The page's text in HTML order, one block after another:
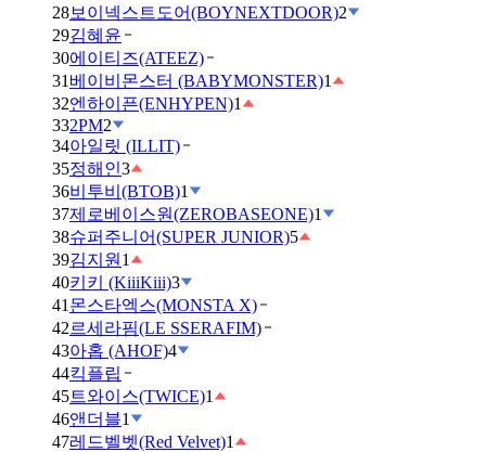
28보이넥스트도어(BOYNEXTDOOR)2
29김혜윤
30에이티즈(ATEEZ)
31 베이비몬스터 (BABYMONSTER)1
32엔하이픈(ENHYPEN)1
332PM2
34아일릿 (ILLIT)
35정해인3
36비투비(BTOB)1
37제로베이스원(ZEROBASEONE)1
38슈퍼주니어(SUPER JUNIOR)5
39김지원 1
40키키 (KiiiKiii)3
41 몬스타엑스(MONSTA X)
42르세라핌(LE SSERAFIM)
43아홉 (AHOF)4
44킥플립
45트와이스(TWICE)1
46앤더블1
47레드벨벳(Red Velvet)1